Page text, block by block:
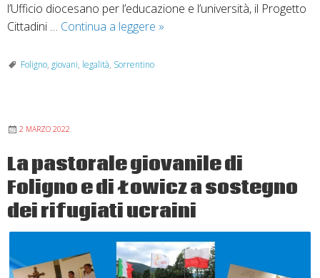
l’Ufficio diocesano per l’educazione e l’università, il Progetto
Cittadini … Continua a leggere Cammino
giorno
dopo
»
Foligno, giovani, legalità, Sorrentino
2 MARZO 2022
La pastorale giovanile di
Foligno e di Łowicz a sostegno
dei rifugiati ucraini